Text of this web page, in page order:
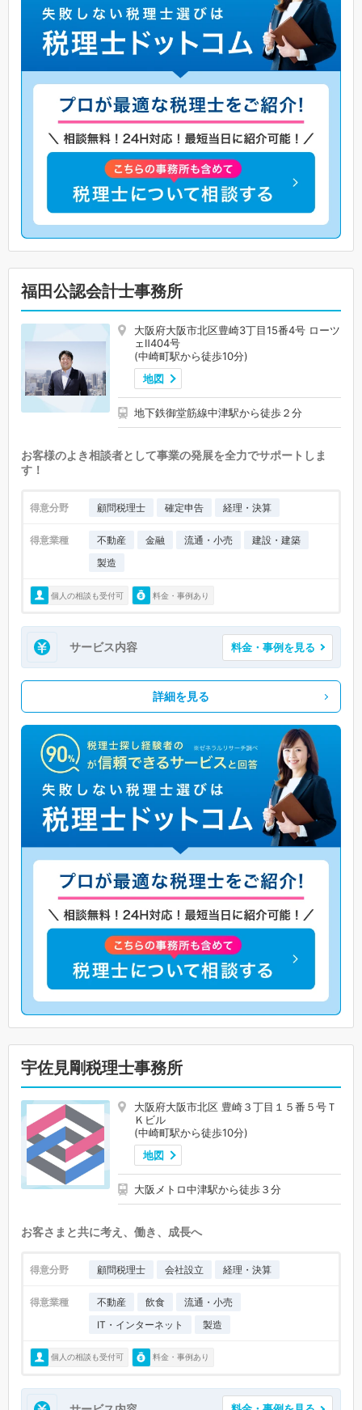
福田公認会計士事務所
大阪府大阪市北区豊崎3丁目15番4号 ローツ
ェⅡ404号
(中崎町駅から徒歩10分)
地図
地下鉄御堂筋線中津駅から徒歩２分
お客様のよき相談者として事業の発展を全力でサポートしま
す！
得意分野 顧問税理士 確定申告 経理・決算
得意業種 不動産 金融 流通・小売
建設・建築
製造
個人の相談も受付可 料金・事例あり
サービス内容 料金・事例を見る
詳細を見る
宇佐見剛税理士事務所
大阪府大阪市北区 豊崎３丁目１５番５号Ｔ
Ｋビル
(中崎町駅から徒歩10分)
地図
大阪メトロ中津駅から徒歩３分
お客さまと共に考え、働き、成長へ
得意分野 顧問税理士 会社設立 経理・決算
得意業種 不動産 飲食
流通・小売
IT・インターネット
製造
個人の相談も受付可 料金・事例あり